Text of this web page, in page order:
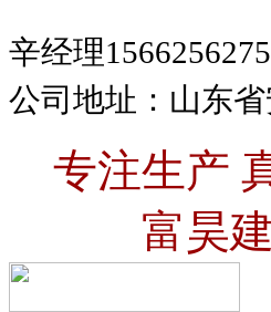
辛经理
公司地址：山东
专注生产
富昊建材